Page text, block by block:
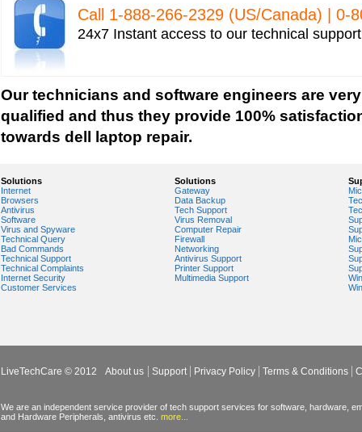
Call 1-­888-­266-­2329 (US/Canada) | 0-­
24x7 Instant access to our technical
Our technicians and software engineers are
qualified and thus they provide 100%
towards dell laptop repair.
Solutions
Internet
Browsers
Antivirus
Software
Virus and Spyware
Technical Query
Bad Commands
Technical Support
Technical Complaints
Internet Security
Customer Services
Solutions
Gateway
Data Backup
Tech Support
Virus Removal
Computer Repair
Firewall
Networking
Antivirus Support
Printer Support
Multimedia Support
LiveTechCare © 2012 About us Support Privacy Policy Terms & Conditions
We are an independent service provider of tech support services for software, hardware,
and Hardware Peripherals, antivirus etc. more...